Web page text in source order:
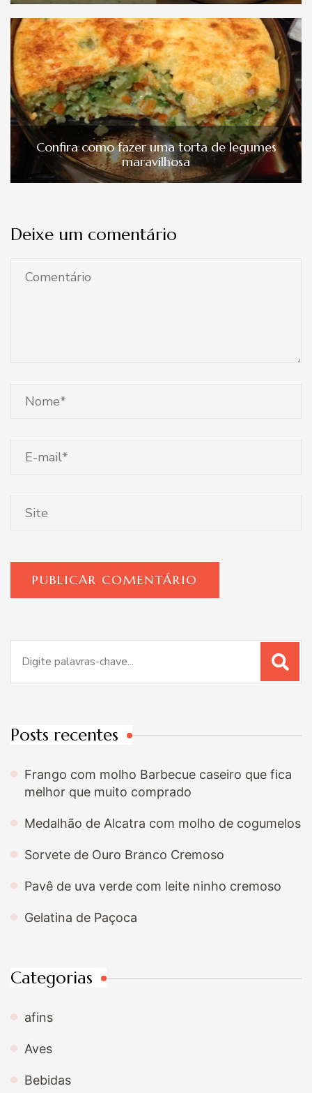
Confira como fazer uma torta de legumes
maravilhosa
Deixe um comentário
por:
Posts recentes
Frango com molho Barbecue caseiro que fica
melhor que muito comprado
Medalhão de Alcatra com molho de cogumelos
Sorvete de Ouro Branco Cremoso
Pavê de uva verde com leite ninho cremoso
Gelatina de Paçoca
Categorias
afins
Aves
Bebidas